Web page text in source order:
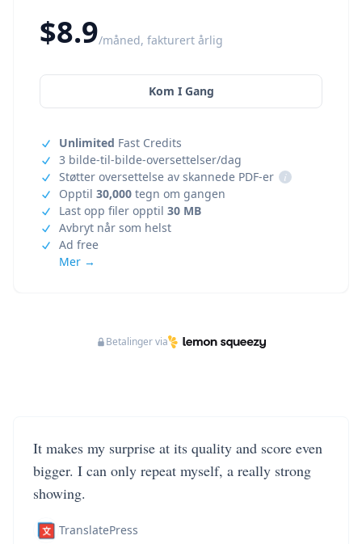
$8.9/måned, fakturert årlig
Kom I Gang
Unlimited Fast Credits
3 bilde-til-bilde-oversettelser/dag
Støtter oversettelse av skannede PDF-er
i
Opptil 30,000 tegn om gangen
Last opp filer opptil 30 MB
Avbryt når som helst
Ad free
Mer →
Betalinger via
It makes my surprise at its quality and score even
bigger. I can only repeat myself, a really strong
showing.
TranslatePress